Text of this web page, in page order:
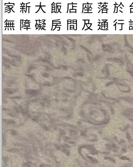
家新大飯店座落
無障礙房間及通行